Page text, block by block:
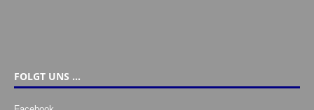
FOLGT UNS …